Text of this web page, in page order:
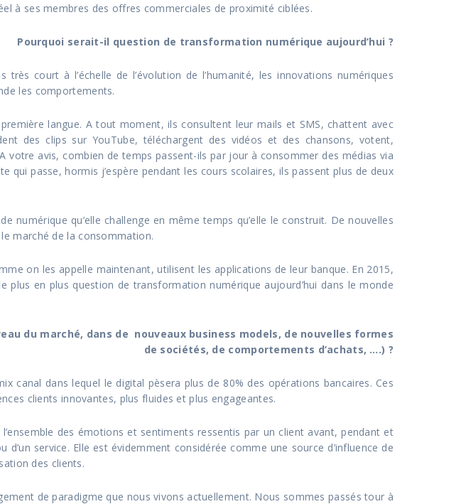
à ses membres des offres commerciales de proximité ciblées.
Pourquoi serait-il question de transformation numérique aujourd’hui ?
court à l’échelle de l’évolution de l’humanité, les innovations numériques
les comportements.
langue. A tout moment, ils consultent leur mails et SMS, chattent avec
des clips sur YouTube, téléchargent des vidéos et des chansons, votent,
votre avis, combien de temps passent-ils par jour à consommer des médias via
passe, hormis j’espère pendant les cours scolaires, ils passent plus de deux
qu’elle challenge en même temps qu’elle le construit. De nouvelles
marché de la consommation.
on les appelle maintenant, utilisent les applications de leur banque. En 2015,
en plus question de transformation numérique aujourd’hui dans le monde
du marché, dans de nouveaux business models, de nouvelles formes
de sociétés, de comportements d’achats, ….) ?
canal dans lequel le digital pèsera plus de 80% des opérations bancaires. Ces
clients innovantes, plus fluides et plus engageantes.
l’ensemble des émotions et sentiments ressentis par un client avant, pendant et
d’un service. Elle est évidemment considérée comme une source d’influence de
des clients.
de paradigme que nous vivons actuellement. Nous sommes passés tour à